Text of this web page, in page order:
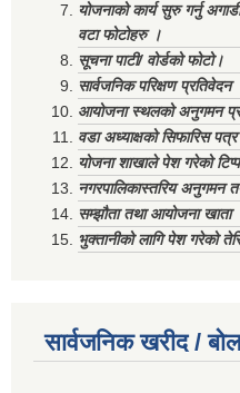
योजनाको कार्य सुरु गर्नु
वटा फोटोहरु ।
सूचना पाटी/ वोर्डको फोटो।
सार्वजनिक परिक्षण प्रतिवेदन
आयोजना स्थलको अनुगमन
वडा अध्याक्षको सिफारिस
योजना शाखाले पेश गरेको
नगरपालिकास्तरिय अनुगमन
सम्झौता तथा आयोजना खाता
भुक्तानीको लागि पेश गरेको
सार्वजनिक खरीद /